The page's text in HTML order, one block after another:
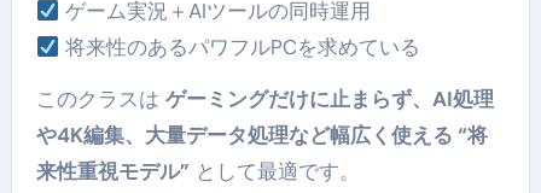
ゲーム実況＋AIツールの同時運用
将来性のあるパワフルPCを求めている
このクラスは ゲーミングだけに止まらず、AI処理
や4K編集、大量データ処理など幅広く使える “将
来性重視モデル” として最適です。